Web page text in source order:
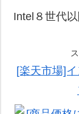
Intel８世代
[楽天市場]